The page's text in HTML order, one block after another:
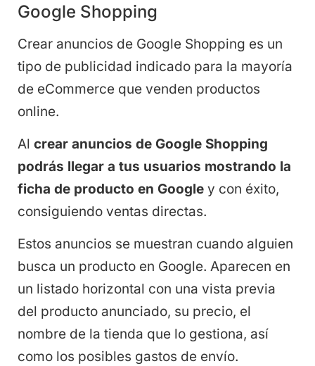
Google Shopping
Crear anuncios de Google Shopping es un
tipo de publicidad indicado para la mayoría
de eCommerce que venden productos
online.
Al crear anuncios de Google Shopping
podrás llegar a tus usuarios mostrando la
ficha de producto en Google y con éxito,
consiguiendo ventas directas.
Estos anuncios se muestran cuando alguien
busca un producto en Google. Aparecen en
un listado horizontal con una vista previa
del producto anunciado, su precio, el
nombre de la tienda que lo gestiona, así
como los posibles gastos de envío.